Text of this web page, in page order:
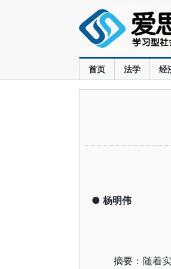
首页 法学 经
● 杨明伟
摘要：随着